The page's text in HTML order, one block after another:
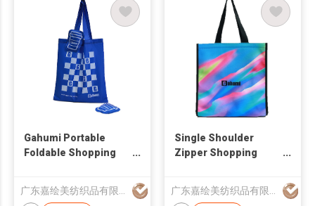
Gahumi Portable
Foldable Shopping
广东嘉绘美纺织品有限公司
Single Shoulder
Zipper Shopping
广东嘉绘美纺织品有限公司